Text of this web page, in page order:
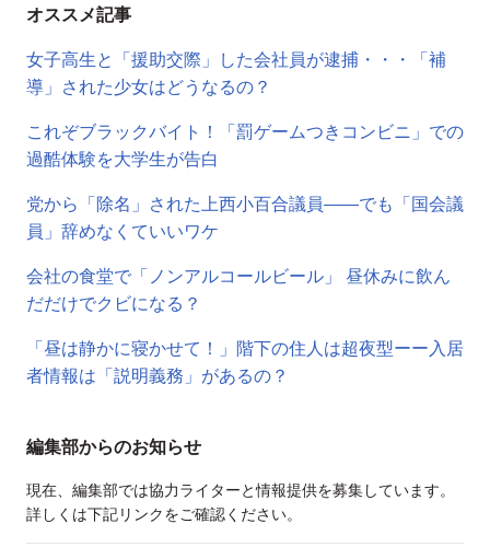
オススメ記事
女子高生と「援助交際」した会社員が逮捕・・・「補
導」された少女はどうなるの？
これぞブラックバイト！「罰ゲームつきコンビニ」での
過酷体験を大学生が告白
党から「除名」された上西小百合議員――でも「国会議
員」辞めなくていいワケ
会社の食堂で「ノンアルコールビール」 昼休みに飲ん
だだけでクビになる？
「昼は静かに寝かせて！」階下の住人は超夜型ーー入居
者情報は「説明義務」があるの？
編集部からのお知らせ
現在、編集部では協力ライターと情報提供を募集しています。
詳しくは下記リンクをご確認ください。